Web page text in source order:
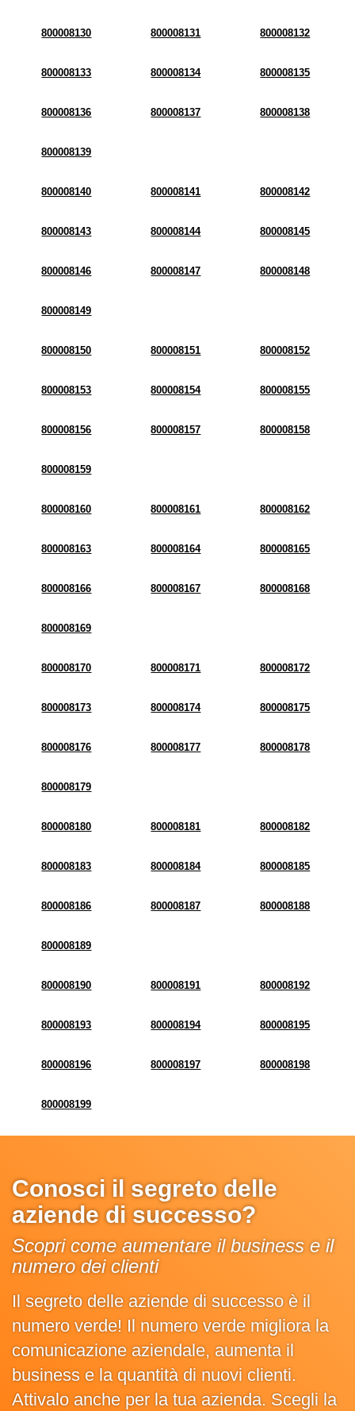
800008130 800008131 800008132
800008133 800008134 800008135
800008136 800008137 800008138
800008139
800008140 800008141 800008142
800008143 800008144 800008145
800008146 800008147 800008148
800008149
800008150 800008151 800008152
800008153 800008154 800008155
800008156 800008157 800008158
800008159
800008160 800008161 800008162
800008163 800008164 800008165
800008166 800008167 800008168
800008169
800008170 800008171 800008172
800008173 800008174 800008175
800008176 800008177 800008178
800008179
800008180 800008181 800008182
800008183 800008184 800008185
800008186 800008187 800008188
800008189
800008190 800008191 800008192
800008193 800008194 800008195
800008196 800008197 800008198
800008199
Conosci il segreto delle
aziende di successo?
Scopri come aumentare il business e il
numero dei clienti
Il segreto delle aziende di successo è il
numero verde! Il numero verde migliora la
comunicazione aziendale, aumenta il
business e la quantità di nuovi clienti.
Attivalo anche per la tua azienda. Scegli la